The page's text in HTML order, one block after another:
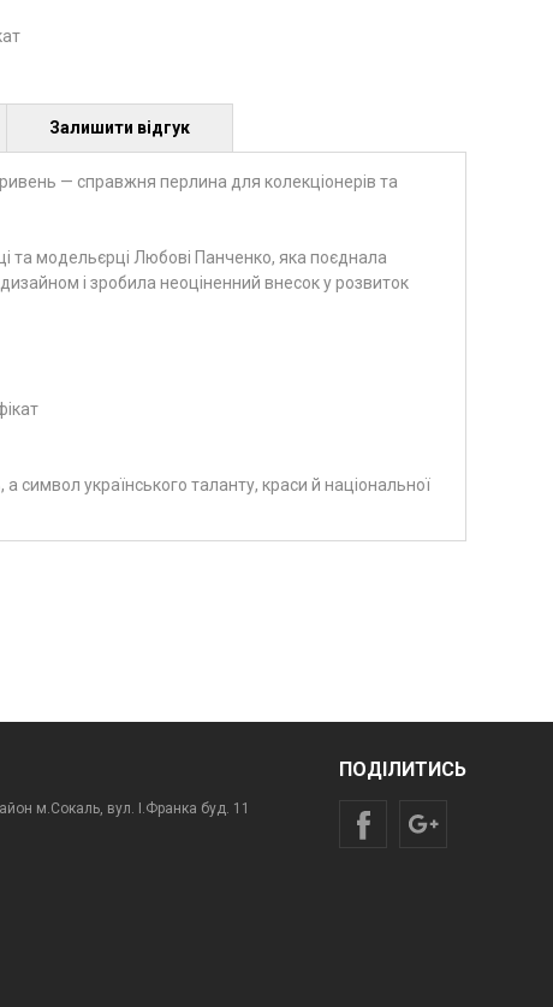
Залишити відгук
— справжня перлина для колекціонерів та
та модельєрці Любові Панченко, яка поєднала
і зробила неоціненний внесок у розвиток
а символ українського таланту, краси й національної
м.Сокаль, вул. І.Франка буд. 11
ПОДІЛИТИСЬ